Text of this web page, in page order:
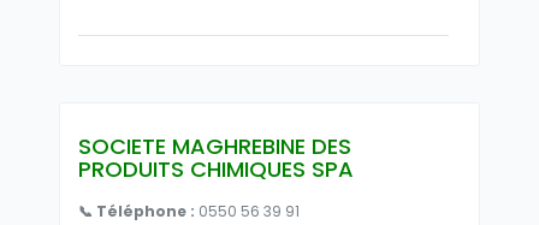
SOCIETE MAGHREBINE DES
PRODUITS CHIMIQUES SPA
📞 Téléphone : 0550 56 39 91